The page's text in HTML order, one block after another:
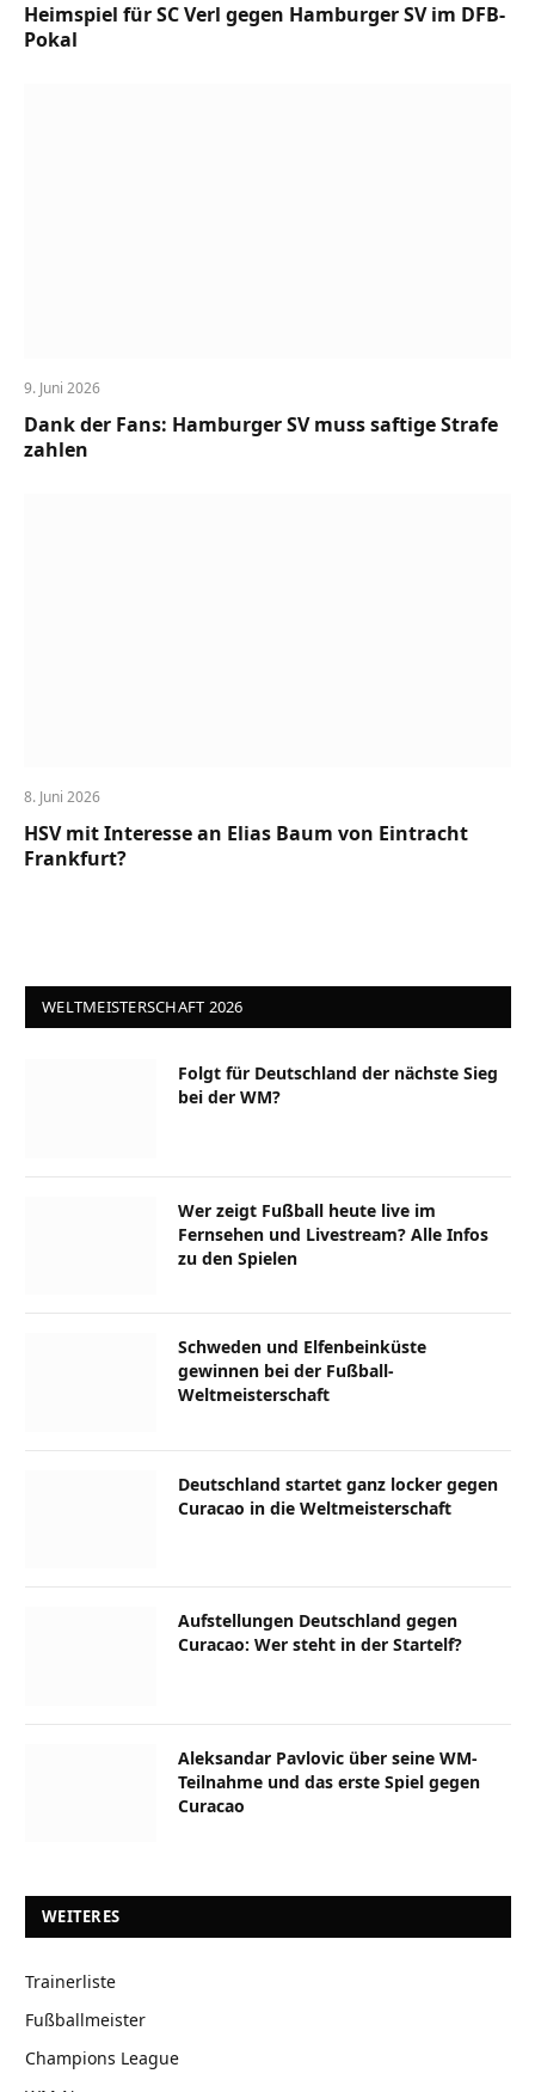
Heimspiel für SC Verl gegen Hamburger SV im DFB-
Pokal
9. Juni 2026
Dank der Fans: Hamburger SV muss saftige Strafe
zahlen
8. Juni 2026
HSV mit Interesse an Elias Baum von Eintracht
Frankfurt?
WELTMEISTERSCHAFT 2026
Folgt für Deutschland der nächste Sieg
bei der WM?
Wer zeigt Fußball heute live im
Fernsehen und Livestream? Alle Infos
zu den Spielen
Schweden und Elfenbeinküste
gewinnen bei der Fußball-
Weltmeisterschaft
Deutschland startet ganz locker gegen
Curacao in die Weltmeisterschaft
Aufstellungen Deutschland gegen
Curacao: Wer steht in der Startelf?
Aleksandar Pavlovic über seine WM-
Teilnahme und das erste Spiel gegen
Curacao
WEITERES
Trainerliste
Fußballmeister
Champions League